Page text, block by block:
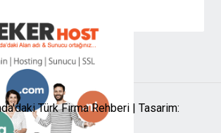
Türk Firma Rehberi | Tasarim: